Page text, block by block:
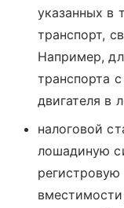
указанных в
транспорт,
Например,
транспорта
двигателя в
налоговой
лошадиную